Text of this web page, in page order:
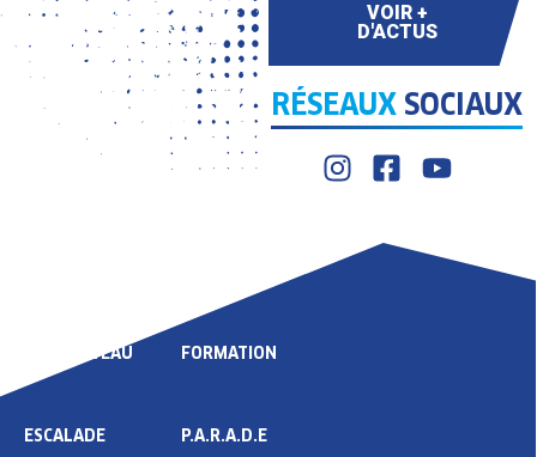
VOIR +
D'ACTUS
RÉSEAUX SOCIAUX
HAUT NIVEAU
ESCALADE
FORMATION
P.A.R.A.D.E